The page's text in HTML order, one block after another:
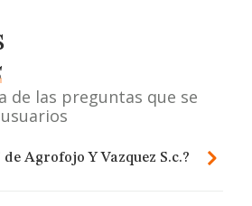
de las preguntas que se
de Agrofojo Y Vazquez S.c.?